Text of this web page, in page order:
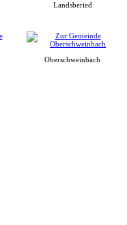
Landsberied
Oberschweinbach